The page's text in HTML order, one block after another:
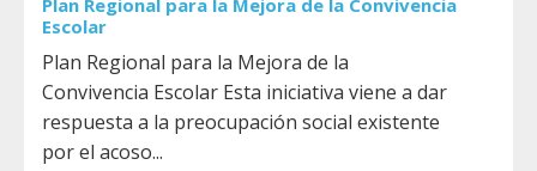
Plan Regional para la Mejora de la Convivencia
Escolar
Plan Regional para la Mejora de la
Convivencia Escolar Esta iniciativa viene a dar
respuesta a la preocupación social existente
por el acoso...